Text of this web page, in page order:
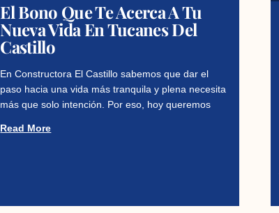
El Bono Que Te Acerca A Tu
Nueva Vida En Tucanes Del
Castillo
En Constructora El Castillo sabemos que dar el
paso hacia una vida más tranquila y plena necesita
más que solo intención. Por eso, hoy queremos
Read More